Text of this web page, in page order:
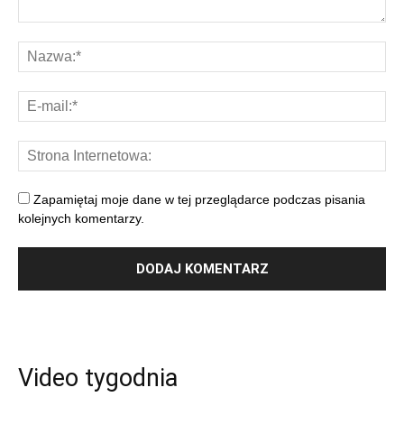
Zapamiętaj moje dane w tej przeglądarce podczas pisania
kolejnych komentarzy.
Video tygodnia